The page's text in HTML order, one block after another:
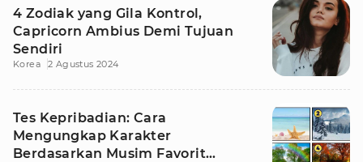
4 Zodiak yang Gila Kontrol,
Capricorn Ambius Demi Tujuan
Sendiri
Korea 2 Agustus 2024
Tes Kepribadian: Cara
Mengungkap Karakter
Berdasarkan Musim Favorit